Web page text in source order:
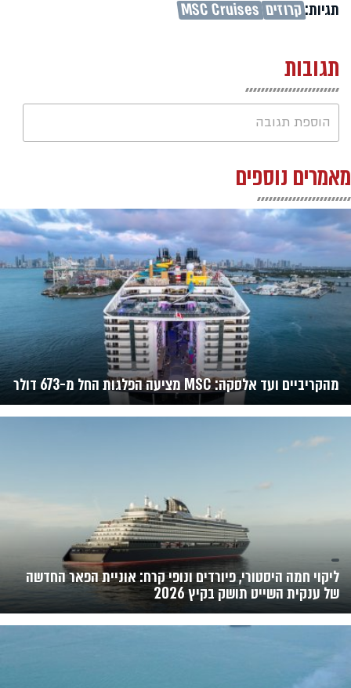
תגיות:קרוזים MSC Cruises
תגובות
הוספת תגובה
מאמרים נוספים
מהקריביים ועד אלסקה: MSC מציעה הפלגות החל מ-673 דולר
ליקוי חמה היסטורי, פיורדים ונופי קרח: אוניית הפאר החדשה
של ענקית השייט תושק בקיץ 2026